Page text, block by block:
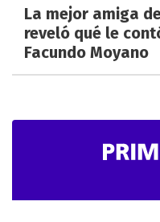
La mejor amiga
reveló qué le
Facundo Moyano